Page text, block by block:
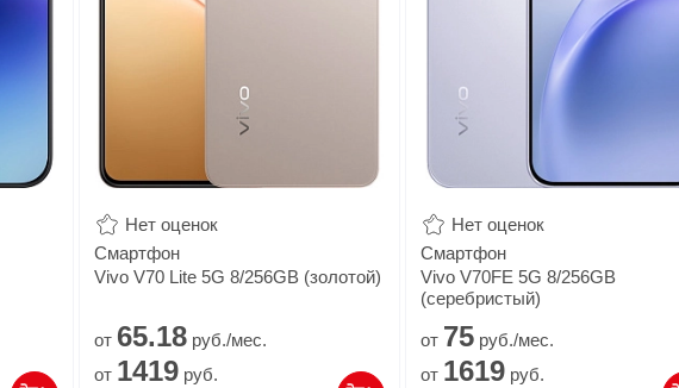
Нет оценок
Смартфон
Vivo V70 Lite 5G 8/256GB (золотой)
от 65.18 руб./мес.
от 1419 руб.
Нет оценок
Смартфон
Vivo V70FE 5G 8/256GB
(серебристый)
от 75руб./мес.
от 1619руб.